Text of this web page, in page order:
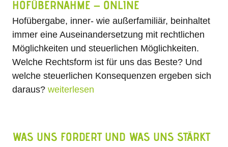
HOFÜBERNAHME – ONLINE
Hofübergabe, inner- wie außerfamiliär, beinhaltet
immer eine Auseinandersetzung mit rechtlichen
Möglichkeiten und steuerlichen Möglichkeiten.
Welche Rechtsform ist für uns das Beste? Und
welche steuerlichen Konsequenzen ergeben sich
daraus?weiterlesen
WAS UNS FORDERT UND WAS UNS STÄRKT